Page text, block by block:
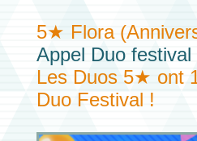
5★ Flora
Appel Duo festival
Les Duos 5★ ont
Duo Festival !